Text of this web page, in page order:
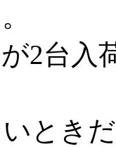
2台入
とき